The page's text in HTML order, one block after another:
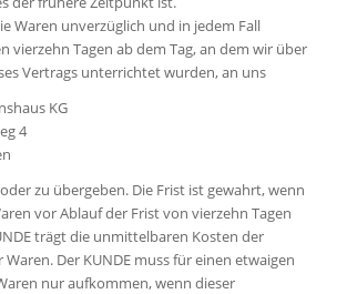
Waren unverzüglich und in jedem Fall
vierzehn Tagen ab dem Tag, an dem wir über
Vertrags unterrichtet wurden, an uns
KG
4
zu übergeben. Die Frist ist gewahrt, wenn
vor Ablauf der Frist von vierzehn Tagen
trägt die unmittelbaren Kosten der
Waren. Der KUNDE muss für einen etwaigen
nur aufkommen, wenn dieser